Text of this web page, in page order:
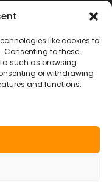
like cookies to
to these
such as browsing
or withdrawing
and functions.